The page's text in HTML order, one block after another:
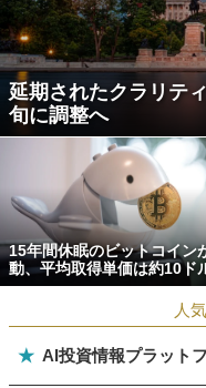
延期されたクラリテ
旬に調整へ
15年間休眠のビットコイン
動、平均取得単価は約10ド
人
★ AI投資情報プラット